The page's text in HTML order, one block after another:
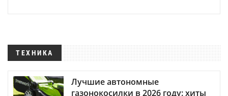
ТЕХНИКА
Лучшие автономные
газонокосилки в 2026 году: хиты